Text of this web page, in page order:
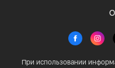
При использовании